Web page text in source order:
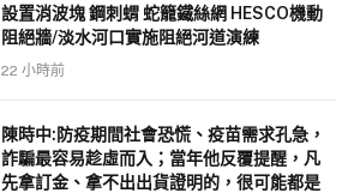
設置消波塊 鋼刺蝟 蛇籠鐵絲網 HESCO機動
阻絕牆/淡水河口實施阻絕河道演練
22 小時前
陳時中:防疫期間社會恐慌、疫苗需求孔急，
詐騙最容易趁虛而入；當年他反覆提醒，凡
先拿訂金、拿不出出貨證明的，很可能都是